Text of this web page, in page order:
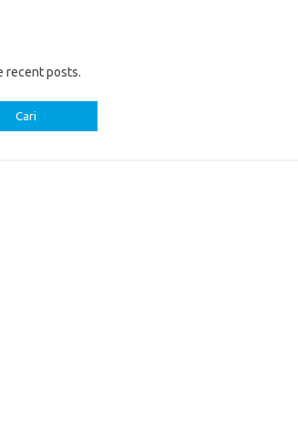
recent posts.